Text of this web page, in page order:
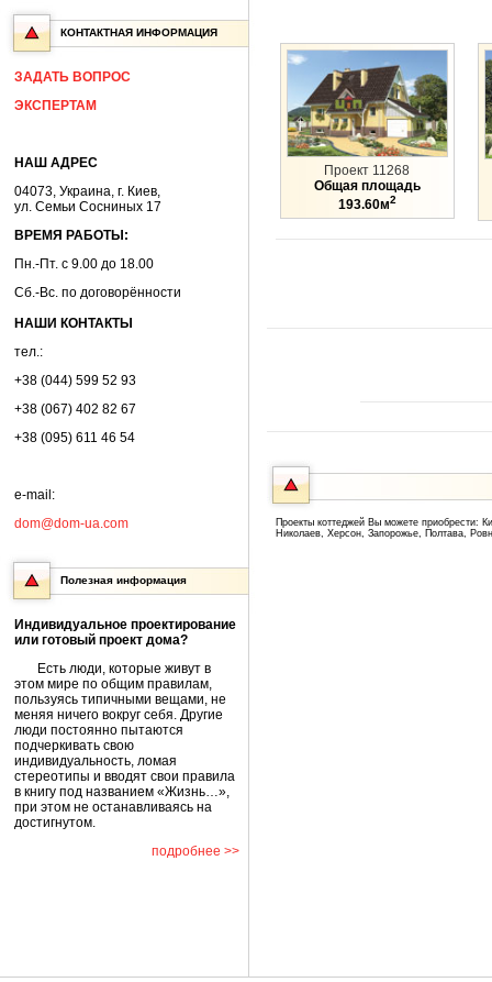
КОНТАКТНАЯ ИНФОРМАЦИЯ
ЗАДАТЬ ВОПРОС
ЭКСПЕРТАМ
НАШ АДРЕС
04073, Украина, г. Киев,
ул. Семьи Сосниных 17
ВРЕМЯ РАБОТЫ:
Пн.-Пт. с 9.00 до 18.00
Сб.-Вс. по договорённости
НАШИ КОНТАКТЫ
тел.:
+38 (044) 599 52 93
+38 (067) 402 82 67
+38 (095) 611 46 54
e-mail:
dom@dom-ua.com
Полезная информация
Индивидуальное проектирование
или готовый проект дома?
Есть люди, которые живут в
этом мире по общим правилам,
пользуясь типичными вещами, не
меняя ничего вокруг себя. Другие
люди постоянно пытаются
подчеркивать свою
индивидуальность, ломая
стереотипы и вводят свои правила
в книгу под названием «Жизнь…»,
при этом не останавливаясь на
достигнутом.
подробнее >>
Проект 11268
Общая площадь
193.60м2
Проекты коттеджей Вы можете приобрести:
Николаев, Херсон, Запорожье, Полтава,